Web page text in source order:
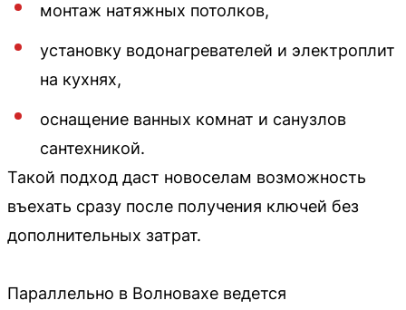
монтаж натяжных потолков,
установку водонагревателей и электроплит
на кухнях,
оснащение ванных комнат и санузлов
сантехникой.
Такой подход даст новоселам возможность
въехать сразу после получения ключей без
дополнительных затрат.
Параллельно в Волновахе ведется